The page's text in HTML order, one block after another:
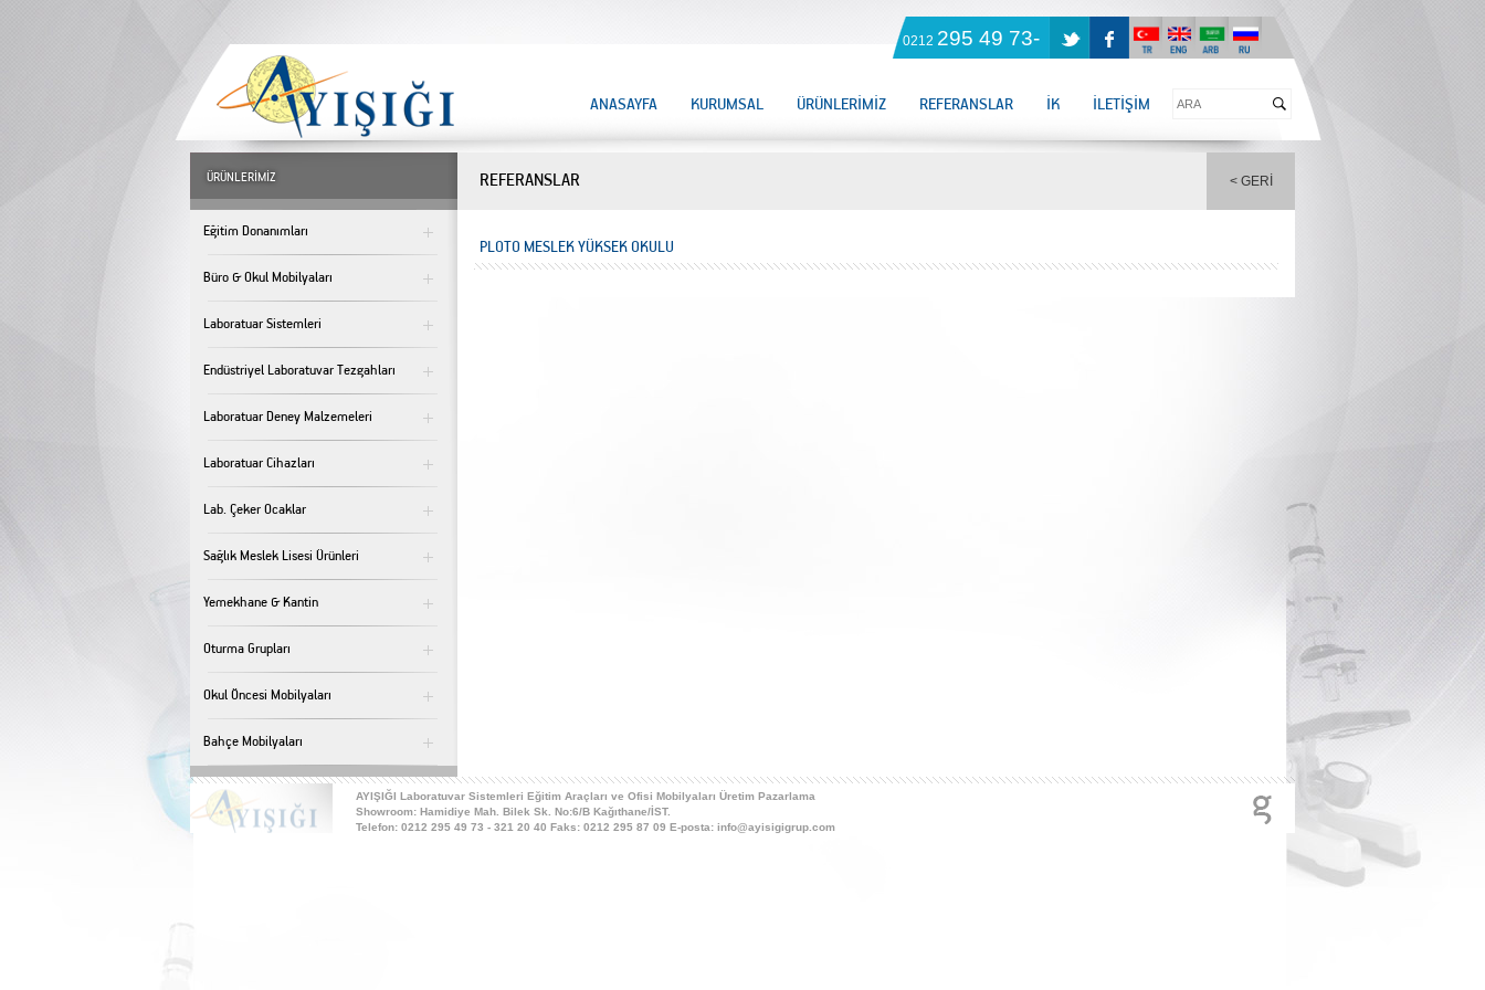
0212 295 49 73-
ANASAYFA KURUMSAL ÜRÜNLERİMİZ REFERANSLAR İK İLETİŞİM
ÜRÜNLERİMİZ
Eğitim Donanımları
Büro & Okul Mobilyaları
Laboratuar Sistemleri
Endüstriyel Laboratuvar Tezgahları
Laboratuar Deney Malzemeleri
Laboratuar Cihazları
Lab. Çeker Ocaklar
Sağlık Meslek Lisesi Ürünleri
Yemekhane & Kantin
Oturma Grupları
Okul Öncesi Mobilyaları
Bahçe Mobilyaları
< GERİ
REFERANSLAR
PLOTO MESLEK YÜKSEK OKULU
AYIŞIĞI Laboratuvar Sistemleri Eğitim Araçları ve Ofisi Mobilyaları Üretim Pazarlama
Showroom: Hamidiye Mah. Bilek Sk. No:6/B Kağıthane/İST.
Telefon: 0212 295 49 73 - 321 20 40 Faks: 0212 295 87 09 E-posta: info@ayisigigrup.com